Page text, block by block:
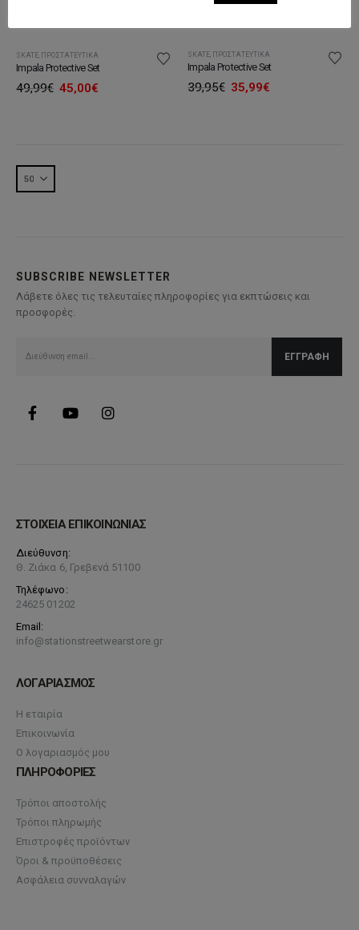
SKATE ΠΡΟΣΤΑΤΕΥΤΙΚΆ
Impala Protective Set
49,99€ Original
45,00€Η
SKATE, ΠΡΟΣΤΑΤΕΥΤΙΚΆ
Impala Protective Set
39,95€ Original
35,99€Η
SUBSCRIBE NEWSLETTER
Λάβετε όλες τις τελευταίες πληροφορίες για εκπτώσεις και
προσφορές.
ΣΤΟΙΧΕΙΑ ΕΠΙΚΟΙΝΩΝΙΑΣ
Διεύθυνση:
Θ. Ζιάκα 6, Γρεβενά 51100
Τηλέφωνο:
24625 01202
Email:
info@stationstreetwearstore.gr
ΛΟΓΑΡΙΑΣΜΟΣ
Η εταιρία
Επικοινωνία
Ο λογαριασμός μου
ΠΛΗΡΟΦΟΡΙΕΣ
Τρόποι αποστολής
Τρόποι πληρωμής
Επιστροφές προϊόντων
Όροι & προϋποθέσεις
Ασφάλεια συνναλαγών